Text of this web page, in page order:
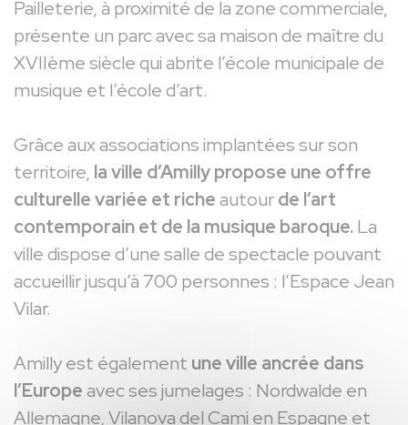
Pailleterie, à proximité de la zone commerciale,
présente un parc avec sa maison de maître du
XVIIème siècle qui abrite l’école municipale de
musique et l’école d’art.
Grâce aux associations implantées sur son
territoire, la ville d’Amilly propose une offre
culturelle variée et richeautourde l’art
contemporain et de la musique baroque.La
ville dispose d’une salle de spectacle pouvant
accueillir jusqu’à 700 personnes : l’Espace Jean
Vilar.
Amilly est également une ville ancrée dans
l’Europeavec ses jumelages : Nordwalde en
Allemagne, Vilanova del Cami en Espagne et